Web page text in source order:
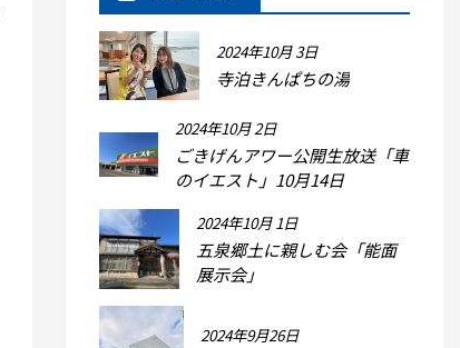
2024年10月 3日
寺泊きんぱちの湯
2024年10月 2日
ごきげんアワー公開生放送「車
のイエスト」10月14日
2024年10月 1日
五泉郷土に親しむ会「能面
展示会」
2024年9月26日